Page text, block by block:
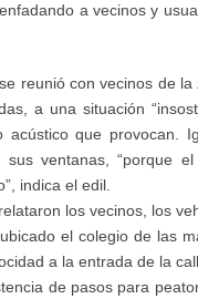
a vecinos y
reunió con vecinos de
a una situación
que provocan.
ventanas, “porque
indica el edil.
los vecinos, los
el colegio de las
a la entrada de la
de pasos para